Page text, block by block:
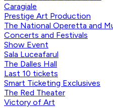
Caragiale
Prestige Art Production
The National Operetta and
Concerts and Festivals
Show Event
Sala Luceafarul
The Dalles Hall
Last 10 tickets
Smart Ticketing Exclusives
The Red Theater
Victory of Art